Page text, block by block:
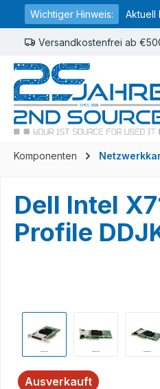
Zur
Wichtiger Hinweis: Aktuell
Versandkostenfrei ab
Komponenten
Dell Intel
Profile
Ausverkauft